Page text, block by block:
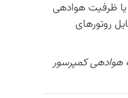
کمپرسور